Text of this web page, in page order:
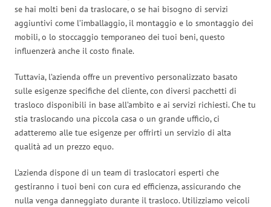
se hai molti beni da traslocare, o se hai bisogno di servizi
aggiuntivi come l’imballaggio, il montaggio e lo smontaggio dei
mobili, o lo stoccaggio temporaneo dei tuoi beni, questo
influenzerà anche il costo finale.
Tuttavia, l’azienda offre un preventivo personalizzato basato
sulle esigenze specifiche del cliente, con diversi pacchetti di
trasloco disponibili in base all’ambito e ai servizi richiesti. Che tu
stia traslocando una piccola casa o un grande ufficio, ci
adatteremo alle tue esigenze per offrirti un servizio di alta
qualità ad un prezzo equo.
L’azienda dispone di un team di traslocatori esperti che
gestiranno i tuoi beni con cura ed efficienza, assicurando che
nulla venga danneggiato durante il trasloco. Utilizziamo veicoli